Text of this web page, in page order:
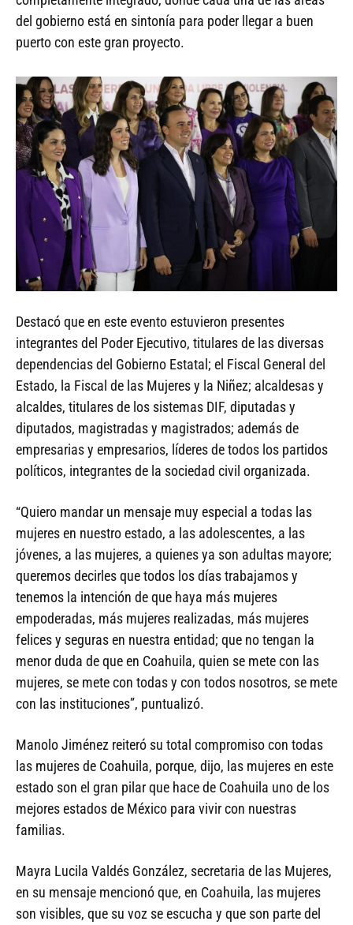
del gobierno está en sintonía para poder llegar a buen
puerto con este gran proyecto.
Destacó que en este evento estuvieron presentes
integrantes del Poder Ejecutivo, titulares de las diversas
dependencias del Gobierno Estatal; el Fiscal General del
Estado, la Fiscal de las Mujeres y la Niñez; alcaldesas y
alcaldes, titulares de los sistemas DIF, diputadas y
diputados, magistradas y magistrados; además de
empresarias y empresarios, líderes de todos los partidos
políticos, integrantes de la sociedad civil organizada.
“Quiero mandar un mensaje muy especial a todas las
mujeres en nuestro estado, a las adolescentes, a las
jóvenes, a las mujeres, a quienes ya son adultas mayore;
queremos decirles que todos los días trabajamos y
tenemos la intención de que haya más mujeres
empoderadas, más mujeres realizadas, más mujeres
felices y seguras en nuestra entidad; que no tengan la
menor duda de que en Coahuila, quien se mete con las
mujeres, se mete con todas y con todos nosotros, se mete
con las instituciones”, puntualizó.
Manolo Jiménez reiteró su total compromiso con todas
las mujeres de Coahuila, porque, dijo, las mujeres en este
estado son el gran pilar que hace de Coahuila uno de los
mejores estados de México para vivir con nuestras
familias.
Mayra Lucila Valdés González, secretaria de las Mujeres,
en su mensaje mencionó que, en Coahuila, las mujeres
son visibles, que su voz se escucha y que son parte del